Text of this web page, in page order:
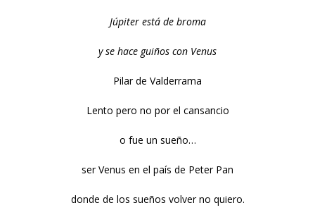
Júpiter está de broma
y se hace guiños con Venus
Pilar de Valderrama
Lento pero no por el cansancio
o fue un sueño…
ser Venus en el país de Peter Pan
donde de los sueños volver no quiero.